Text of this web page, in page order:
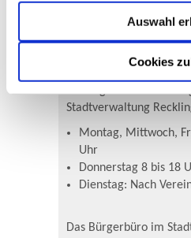
Cookies
Auswahl
Öffnungszeiten &
Stadtverwaltung
Montag, Mittwoch,
Uhr
Donnerstag 8 bis 18
Dienstag: Nach
Das Bürgerbüro im